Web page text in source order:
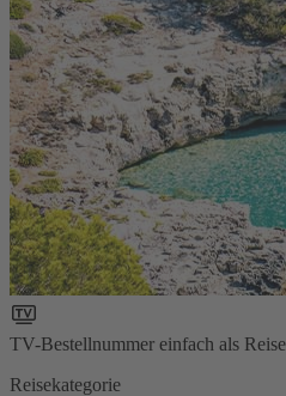
TV-Bestellnummer einfach als
Reisekategorie